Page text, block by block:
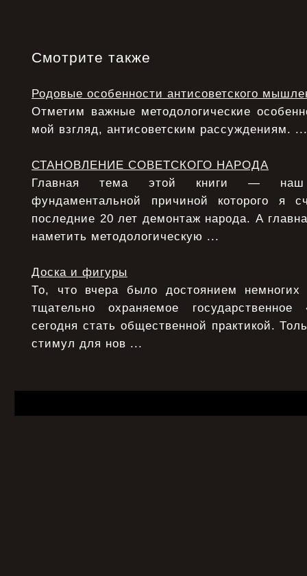
Смотрите также
Родовые особенности антисоветского
Отметим важные методологические
мой взгляд, антисоветским рассуждениям. ...
СТАНОВЛЕНИЕ СОВЕТСКОГО НАРОДА
Главная тема этой книги — наш
фундаментальной причиной которого я
последние 20 лет демонтаж народа. А
наметить методологическую ...
Доска и фигуры
То, что вчера было достоянием немногих
тщательно охраняемое
сегодня стать общественной практикой.
стимул для нов ...